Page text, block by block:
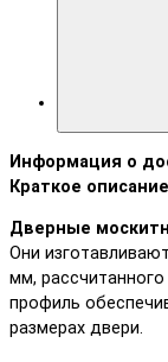
Информация о
Краткое описание
Дверные
Они
мм,
профиль
размерах двери.